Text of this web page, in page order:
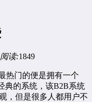
阅读:1849
门的便是拥有一个
典的系统，该B2B系统
，但是很多人都用户不